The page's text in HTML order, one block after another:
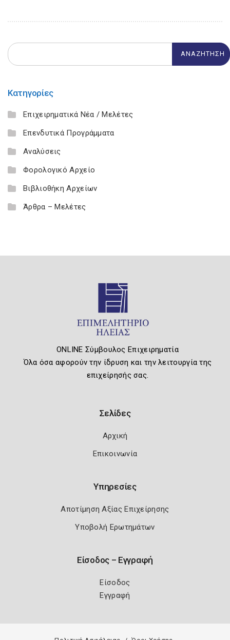
Κατηγορίες
Επιχειρηματικά Νέα / Μελέτες
Επενδυτικά Προγράμματα
Αναλύσεις
Φορολογικό Αρχείο
Βιβλιοθήκη Αρχείων
Άρθρα – Μελέτες
ONLINE Σύμβουλος Επιχειρηματία
Όλα όσα αφορούν την ίδρυση και την λειτουργία της
επιχείρησής σας.
Σελίδες
Αρχική
Επικοινωνία
Υπηρεσίες
Αποτίμηση Αξίας Επιχείρησης
Υποβολή Ερωτημάτων
Είσοδος – Εγγραφή
Είσοδος
Εγγραφή